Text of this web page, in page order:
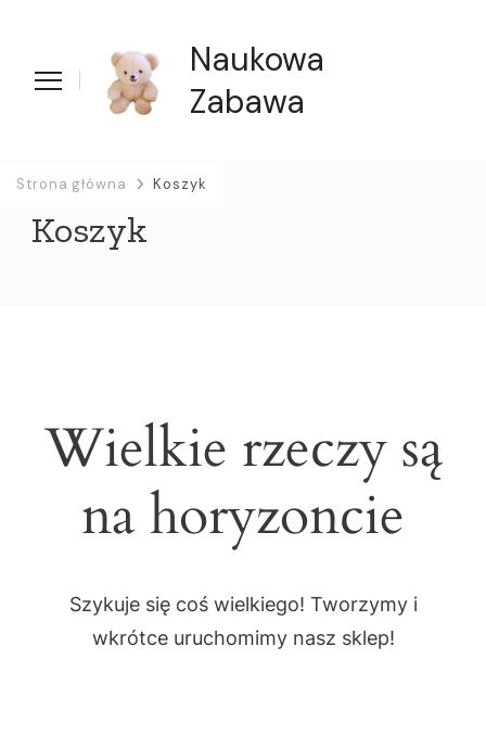
Naukowa
Zabawa
Strona główna Koszyk
Koszyk
Wielkie rzeczy są
na horyzoncie
Szykuje się coś wielkiego! Tworzymy i
wkrótce uruchomimy nasz sklep!